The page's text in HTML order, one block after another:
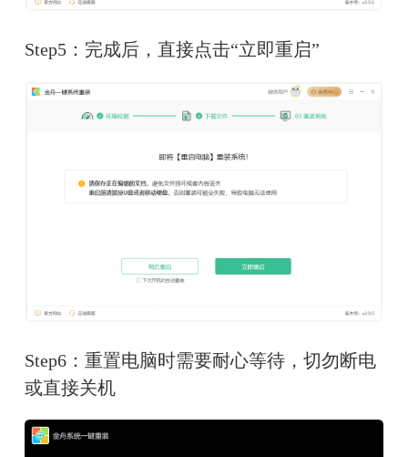
Step5：完成后，直接点击“立即重启”
Step6：重置电脑时需要耐心等待，切勿断电
或直接关机